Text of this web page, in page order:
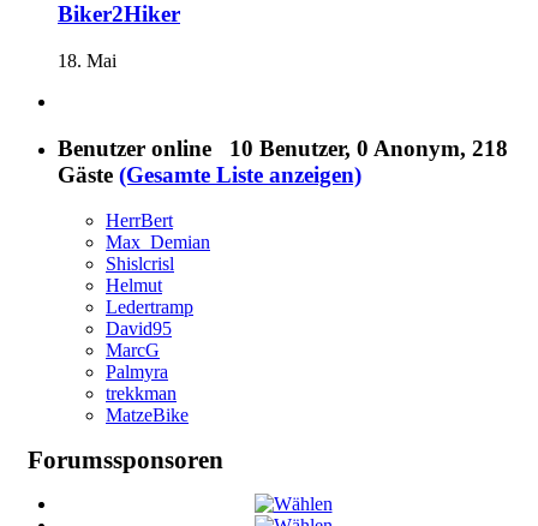
Biker2Hiker
18. Mai
Benutzer online 10 Benutzer, 0 Anonym, 218
Gäste (Gesamte Liste anzeigen)
HerrBert
Max_Demian
Shislcrisl
Helmut
Ledertramp
David95
MarcG
Palmyra
trekkman
MatzeBike
Forumssponsoren